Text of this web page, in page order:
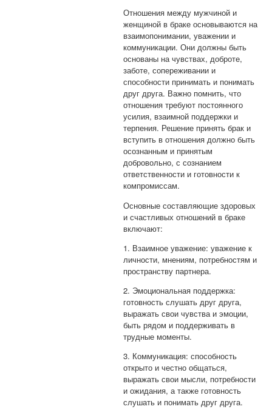
Отношения между мужчиной и
женщиной в браке основываются на
взаимопонимании, уважении и
коммуникации. Они должны быть
основаны на чувствах, доброте,
заботе, сопереживании и
способности принимать и понимать
друг друга. Важно помнить, что
отношения требуют постоянного
усилия, взаимной поддержки и
терпения. Решение принять брак и
вступить в отношения должно быть
осознанным и принятым
добровольно, с сознанием
ответственности и готовности к
компромиссам.
Основные составляющие здоровых
и счастливых отношений в браке
включают:
1. Взаимное уважение: уважение к
личности, мнениям, потребностям и
пространству партнера.
2. Эмоциональная поддержка:
готовность слушать друг друга,
выражать свои чувства и эмоции,
быть рядом и поддерживать в
трудные моменты.
3. Коммуникация: способность
открыто и честно общаться,
выражать свои мысли, потребности
и ожидания, а также готовность
слушать и понимать друг друга.